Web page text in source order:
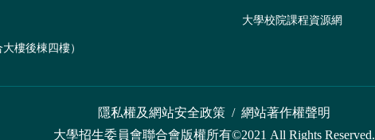
樓後棟四樓）
大學校院課程資源網
隱私權及網站安全政策 / 網站著作權聲明
大學招生委員會聯合會版權所有©2021 All Rights Reserved.